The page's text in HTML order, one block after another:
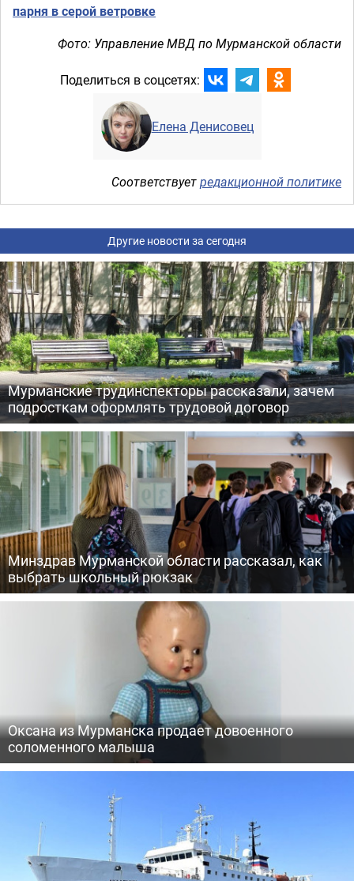
парня в серой ветровке
Фото: Управление МВД по Мурманской области
Поделиться в соцсетях:
Елена Денисовец
Соответствуетредакционной политике
Другие новости за сегодня
Мурманские трудинспекторы рассказали, зачем
подросткам оформлять трудовой договор
Минздрав Мурманской области рассказал, как
выбрать школьный рюкзак
Оксана из Мурманска продает довоенного
соломенного малыша